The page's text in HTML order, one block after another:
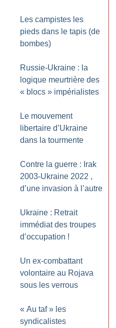
Les campistes les
pieds dans le tapis (de
bombes)
Russie-Ukraine : la
logique meurtrière des
« blocs » impérialistes
Le mouvement
libertaire d’Ukraine
dans la tourmente
Contre la guerre : Irak
2003-Ukraine 2022 ,
d’une invasion à l’autre
Ukraine : Retrait
immédiat des troupes
d’occupation !
Un ex-combattant
volontaire au Rojava
sous les verrous
« Au taf » les
syndicalistes